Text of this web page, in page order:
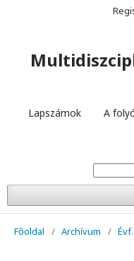
Lapszámok A
Főoldal / Archívum /